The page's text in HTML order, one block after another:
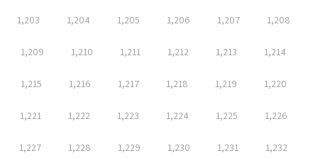
1,203 1,204 1,205 1,206 1,207 1,208
1,209 1,210 1,211 1,212 1,213 1,214
1,215 1,216 1,217 1,218 1,219 1,220
1,221 1,222 1,223 1,224 1,225 1,226
1,227 1,228 1,229 1,230 1,231 1,232